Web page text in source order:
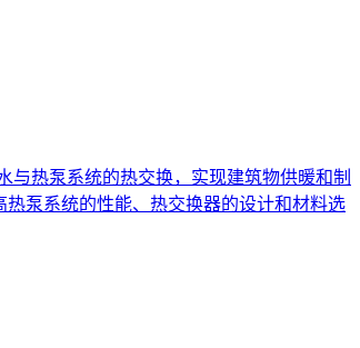
热泵系统的热交换，实现建筑物供暖和制
泵系统的性能、热交换器的设计和材料选